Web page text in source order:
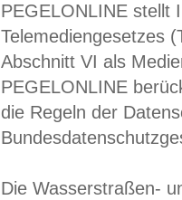
PEGELONLINE stellt
Telemediengesetzes
Abschnitt VI als
PEGELONLINE
die Regeln der
Die Wasserstraßen-